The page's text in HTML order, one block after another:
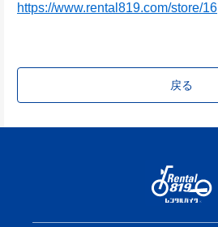
https://www.rental819.com/store/16
戻る